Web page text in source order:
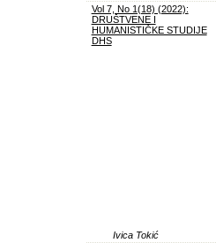
Vol 7, No 1(18) (2022):
DRUŠTVENE I
HUMANISTIČKE STUDIJE
DHS
Ivica Tokić